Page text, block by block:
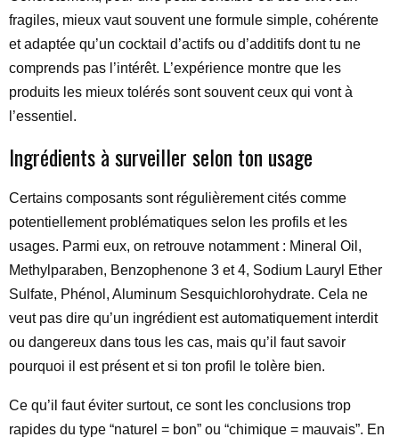
fragiles, mieux vaut souvent une formule simple, cohérente
et adaptée qu’un cocktail d’actifs ou d’additifs dont tu ne
comprends pas l’intérêt. L’expérience montre que les
produits les mieux tolérés sont souvent ceux qui vont à
l’essentiel.
Ingrédients à surveiller selon ton usage
Certains composants sont régulièrement cités comme
potentiellement problématiques selon les profils et les
usages. Parmi eux, on retrouve notamment : Mineral Oil,
Methylparaben, Benzophenone 3 et 4, Sodium Lauryl Ether
Sulfate, Phénol, Aluminum Sesquichlorohydrate. Cela ne
veut pas dire qu’un ingrédient est automatiquement interdit
ou dangereux dans tous les cas, mais qu’il faut savoir
pourquoi il est présent et si ton profil le tolère bien.
Ce qu’il faut éviter surtout, ce sont les conclusions trop
rapides du type “naturel = bon” ou “chimique = mauvais”. En